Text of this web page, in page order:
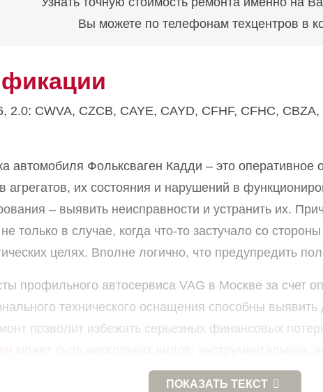
рулевого управления
Вы можете по телефонам техцентров в
2.0: CWVA, CZCB, CAYE, CAYD, CFHF, CFHC,
автомобиля Фольксваген Кадди – это оперативное
агрегатов, их состояния и нарушений в
– выявить неисправности и устранить их.
только в случае, когда что-то застучало со
целях. Вполне логично, что предупредить
профильного автосервиса VAG в Москве за счет
технического оснащения способны
позволит избежать серьезных финансовых
ПОКАЗАТЬ ТЕКСТ